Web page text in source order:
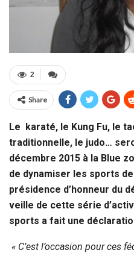
2
Share
Le karaté, le Kung Fu, le
traditionnelle, le judo…
décembre 2015 à la Blue
de dynamiser les sports
présidence d’honneur du
veille de cette série
sports a fait une
« C’est l’occasion pour ces